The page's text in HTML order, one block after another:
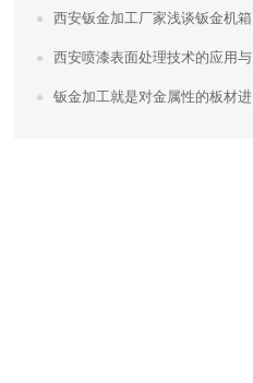
西安钣金加工厂家浅谈钣金机箱的密封性
西安喷漆表面处理技术的应用与效果评估
钣金加工就是对金属性的板材进行加工